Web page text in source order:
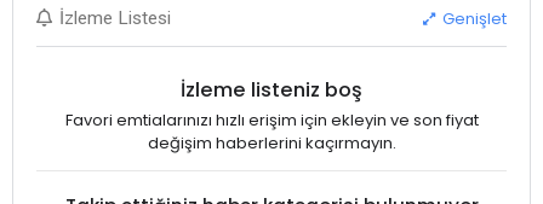
İzleme Listesi Genişlet
İzleme listeniz boş
Favori emtialarınızı hızlı erişim için ekleyin ve son fiyat
değişim haberlerini kaçırmayın.